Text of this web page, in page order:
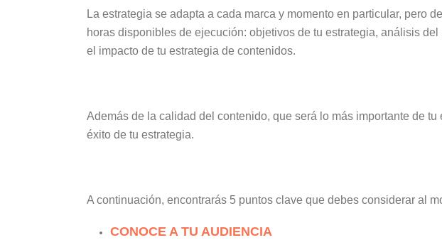
La estrategia se adapta a cada marca y momento en particular, pero
horas disponibles de ejecución: objetivos de tu estrategia, análisis
el impacto de tu estrategia de contenidos.
Además de la calidad del contenido, que será lo más importante de
éxito de tu estrategia.
A continuación, encontrarás 5 puntos clave que debes considerar al
CONOCE A TU AUDIENCIA